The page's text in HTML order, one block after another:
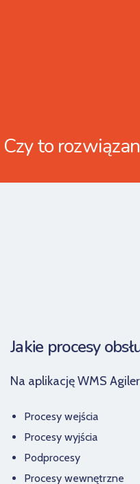
Czy to
Jakie procesy
Na aplikację WMS
Procesy wejścia
Procesy wyjścia
Podprocesy
Procesy wewnętrzne